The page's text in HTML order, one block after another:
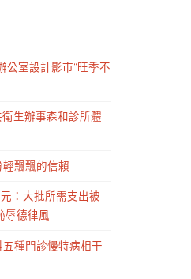
公室設計影市“旺季不
生辦事森和診所體
飄飄的信賴
：大批所需支出被
辱德律風
種門診慢特病相干